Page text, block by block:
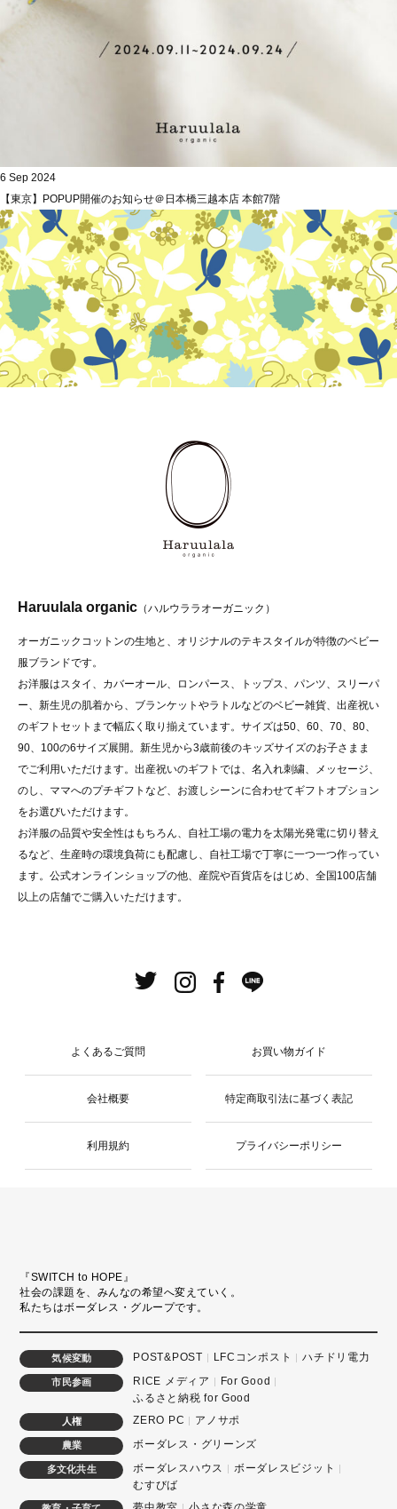
6 Sep 2024
【東京】POPUP開催のお知らせ＠日本橋三越本店 本館7階
Haruulala organic （ハルウララオーガニック）
オーガニックコットンの生地と、オリジナルのテキスタイルが特徴のベビー
服ブランドです。
お洋服はスタイ、カバーオール、ロンパース、トップス、パンツ、スリーパ
ー、新生児の肌着から、ブランケットやラトルなどのベビー雑貨、出産祝い
のギフトセットまで幅広く取り揃えています。サイズは50、60、70、80、
90、100の6サイズ展開。新生児から3歳前後のキッズサイズのお子さまま
でご利用いただけます。出産祝いのギフトでは、名入れ刺繍、メッセージ、
のし、ママへのプチギフトなど、お渡しシーンに合わせてギフトオプション
をお選びいただけます。
お洋服の品質や安全性はもちろん、自社工場の電力を太陽光発電に切り替え
るなど、生産時の環境負荷にも配慮し、自社工場で丁寧に一つ一つ作ってい
ます。公式オンラインショップの他、産院や百貨店をはじめ、全国100店舗
以上の店舗でご購入いただけます。
よくあるご質問 お買い物ガイド
会社概要 特定商取引法に基づく表記
利用規約 プライバシーポリシー
『SWITCH to HOPE』
社会の課題を、みんなの希望へ変えていく。
私たちはボーダレス・グループです。
気候変動 POST&POST LFCコンポスト ハチドリ電力
市民参画 RICE メディア
For Good
ふるさと納税 for Good
人権 ZERO PC アノサポ
農業 ボーダレス・グリーンズ
多文化共生 ボーダレスハウス
ボーダレスビジット
むすびば